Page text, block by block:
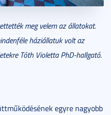
meg velem az állatokat.
háziállatuk volt az
Tóth Violetta PhD-hallgató.
egyre nagyobb